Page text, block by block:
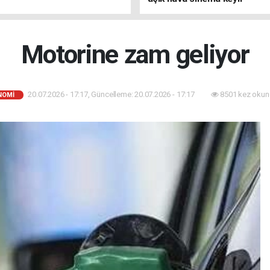
Motorine zam geliyor
20.07.2026 - 17:17, Güncelleme: 20.07.2026 - 17:17 8501 kez